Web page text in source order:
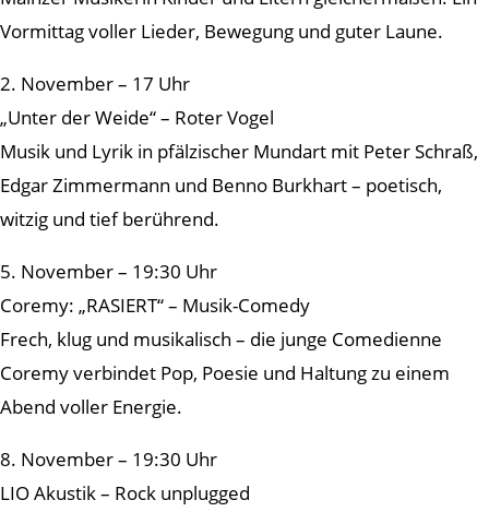
Vormittag voller Lieder, Bewegung und guter Laune.
2. November – 17 Uhr
„Unter der Weide“ – Roter Vogel
Musik und Lyrik in pfälzischer Mundart mit Peter Schraß,
Edgar Zimmermann und Benno Burkhart – poetisch,
witzig und tief berührend.
5. November – 19:30 Uhr
Coremy: „RASIERT“ – Musik-Comedy
Frech, klug und musikalisch – die junge Comedienne
Coremy verbindet Pop, Poesie und Haltung zu einem
Abend voller Energie.
8. November – 19:30 Uhr
LIO Akustik – Rock unplugged